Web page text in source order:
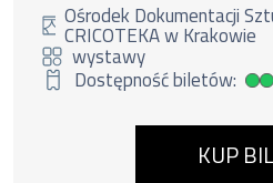
Ośrodek Dokumentacji
CRICOTEKA w Krakowie
wystawy
Dostępność biletów:
Duża dostępność biletów
KUP